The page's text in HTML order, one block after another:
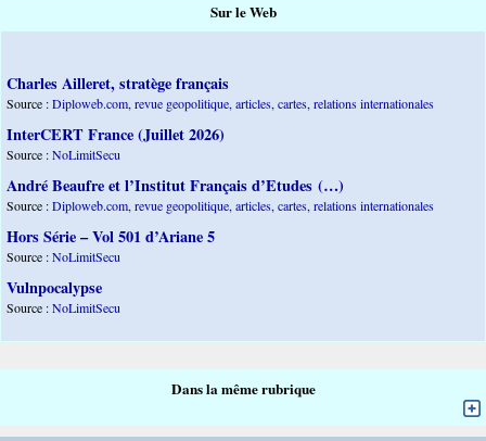
Sur le Web
Charles Ailleret, stratège français
Source :Diploweb.com, revue geopolitique, articles, cartes, relations internationales
InterCERT France (Juillet 2026)
Source :NoLimitSecu
André Beaufre et l’Institut Français d’Etudes (…)
Source :Diploweb.com, revue geopolitique, articles, cartes, relations internationales
Hors Série – Vol 501 d’Ariane 5
Source :NoLimitSecu
Vulnpocalypse
Source :NoLimitSecu
Dans la même rubrique